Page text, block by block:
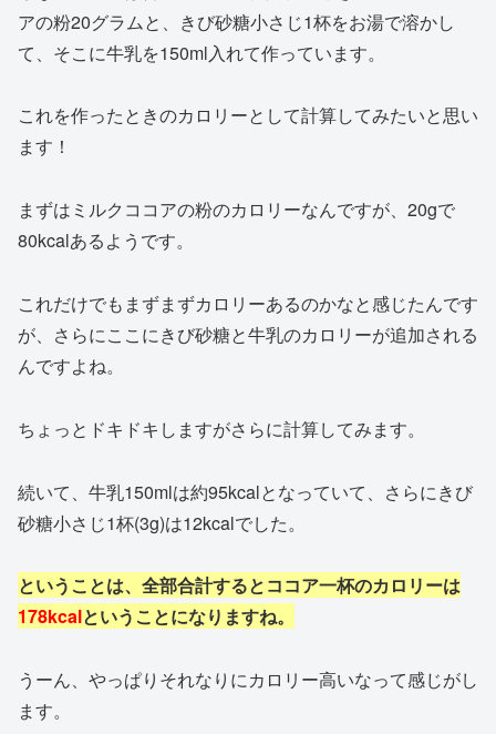
アの粉20グラムと、きび砂糖小さじ1杯をお湯で溶かし
て、そこに牛乳を150ml入れて作っています。
これを作ったときのカロリーとして計算してみたいと思い
ます！
まずはミルクココアの粉のカロリーなんですが、20gで
80kcalあるようです。
これだけでもまずまずカロリーあるのかなと感じたんです
が、さらにここにきび砂糖と牛乳のカロリーが追加される
んですよね。
ちょっとドキドキしますがさらに計算してみます。
続いて、牛乳150mlは約95kcalとなっていて、さらにきび
砂糖小さじ1杯(3g)は12kcalでした。
ということは、全部合計するとココア一杯のカロリーは
178kcalということになりますね。
うーん、やっぱりそれなりにカロリー高いなって感じがし
ます。